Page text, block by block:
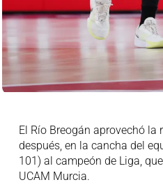
El Río Breogán aprovechó
después, en la cancha del
101) al campeón de Liga,
UCAM Murcia.